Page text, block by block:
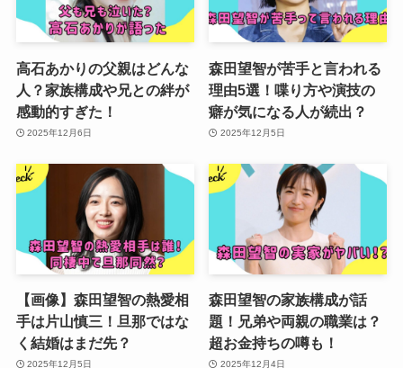
高石あかりの父親はどんな
人？家族構成や兄との絆が
感動的すぎた！
2025年12月6日
森田望智が苦手と言われる
理由5選！喋り方や演技の
癖が気になる人が続出？
2025年12月5日
【画像】森田望智の熱愛相
手は片山慎三！旦那ではな
く結婚はまだ先？
2025年12月5日
森田望智の家族構成が話
題！兄弟や両親の職業は？
超お金持ちの噂も！
2025年12月4日